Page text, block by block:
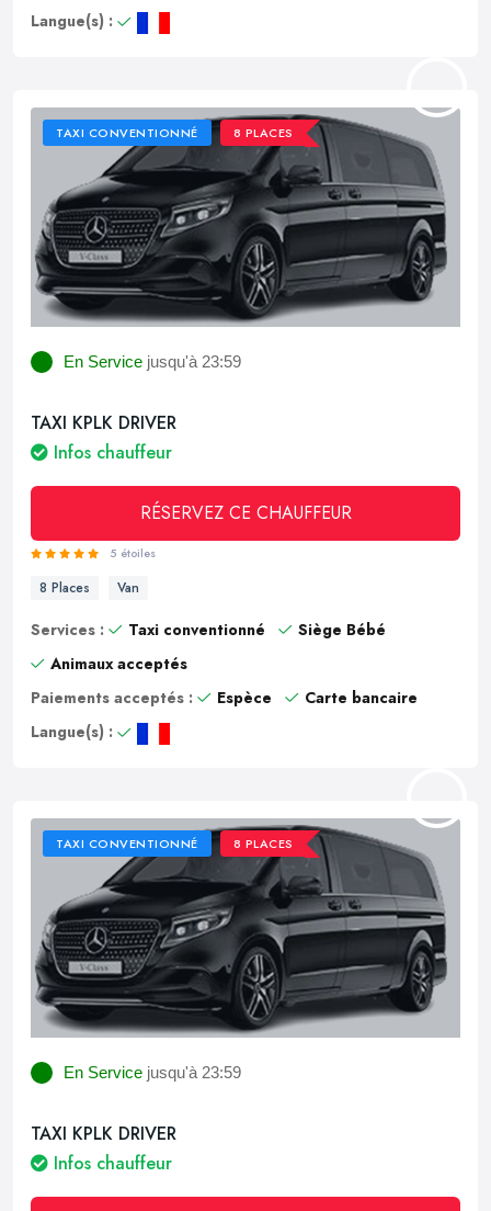
Langue(s) :
TAXI CONVENTIONNÉ 8 PLACES
En Service jusqu'à 23:59
TAXI KPLK DRIVER
Infos chauffeur
RÉSERVEZ CE CHAUFFEUR
5 étoiles
8 Places Van
Services : Taxi conventionné
Siège Bébé
Animaux acceptés
Paiements acceptés :
Espèce
Carte bancaire
Langue(s) :
TAXI CONVENTIONNÉ 8 PLACES
En Service jusqu'à 23:59
TAXI KPLK DRIVER
Infos chauffeur